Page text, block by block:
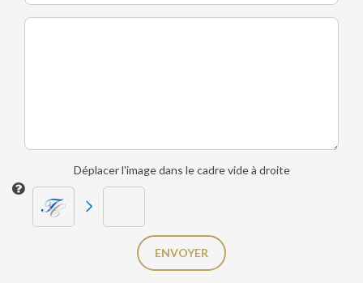
Déplacer l'image dans le cadre vide à droite
ENVOYER